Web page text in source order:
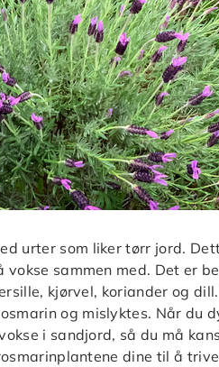
urter som liker tørr jord.
sammen med. Det er
kjørvel, koriander og
og mislyktes. Når du
i sandjord, så du må
dine til å